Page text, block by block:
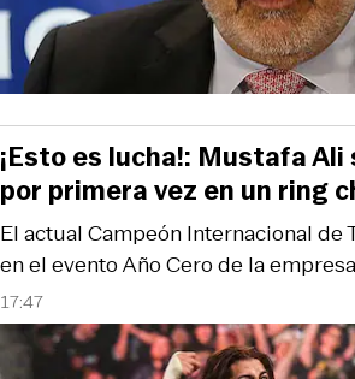
17:47
El actual Campeón Internacional de
en el evento Año Cero de la
¡Esto es lucha!: Mustafa
por primera vez en un ring